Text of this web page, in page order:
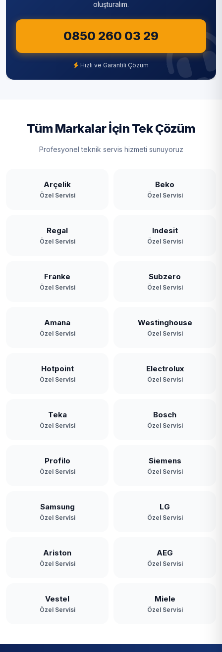
Şişli
Tuzla
Üsküdar
Zeytinburnu
Kaynarca
Örnekköy
Paşamandıra
Riva
Soğuksu
Yavuz Selim
Zerzavatçı
oluşturalım.
0850 260 03 29
Hızlı ve Garantili Çözüm
Tüm Markalar İçin Tek Çözüm
Profesyonel teknik servis hizmeti sunuyoruz
Arçelik
Özel Servisi
Beko
Özel Servisi
Regal
Özel Servisi
Indesit
Özel Servisi
Franke
Özel Servisi
Subzero
Özel Servisi
Amana
Özel Servisi
Westinghouse
Özel Servisi
Hotpoint
Özel Servisi
Electrolux
Özel Servisi
Teka
Özel Servisi
Bosch
Özel Servisi
Profilo
Özel Servisi
Siemens
Özel Servisi
Samsung
Özel Servisi
LG
Özel Servisi
Ariston
Özel Servisi
AEG
Özel Servisi
Vestel
Özel Servisi
Miele
Özel Servisi